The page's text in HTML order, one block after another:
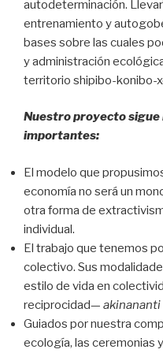
autodeterminación.
entrenamiento y
bases sobre las cuales
y administración
territorio shipibo-konibo-
Nuestro proyecto sigue
importantes:
El modelo que
economía no será un
otra forma de
individual.
El trabajo que tenemos
colectivo. Sus
estilo de vida en
reciprocidad— akinananti
Guiados por nuestra
ecología, las ceremonias